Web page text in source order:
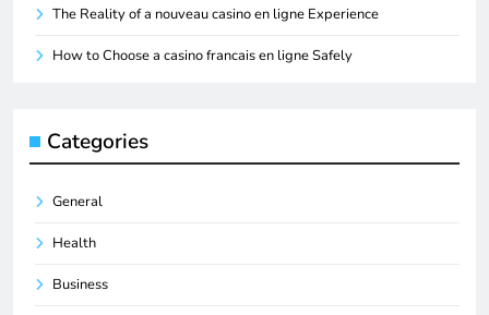
The Reality of a nouveau casino en ligne Experience
How to Choose a casino francais en ligne Safely
Categories
General
Health
Business